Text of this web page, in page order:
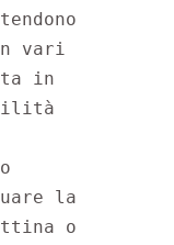
vari
in
la
o